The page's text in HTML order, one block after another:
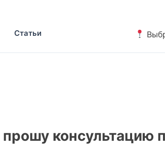
Статьи
консультацию